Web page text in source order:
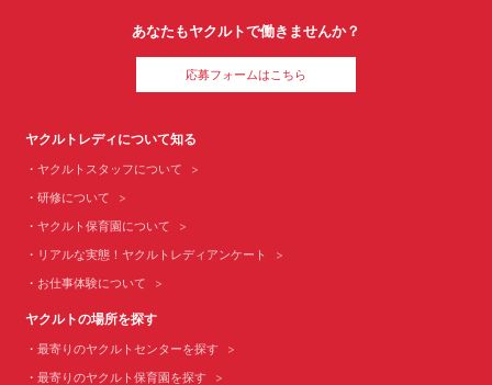
あなたもヤクルトで働きませんか？
応募フォームはこちら
ヤクルトレディについて知る
ヤクルトスタッフについて
研修について
ヤクルト保育園について
リアルな実態！ヤクルトレディアンケート
お仕事体験について
ヤクルトの場所を探す
最寄りのヤクルトセンターを探す
最寄りのヤクルト保育園を探す